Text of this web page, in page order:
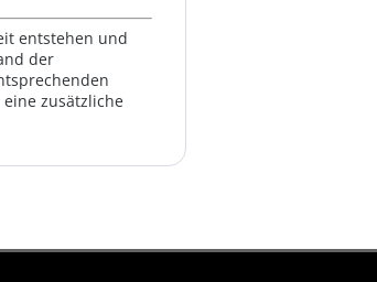
entstehen und
der
zusätzliche